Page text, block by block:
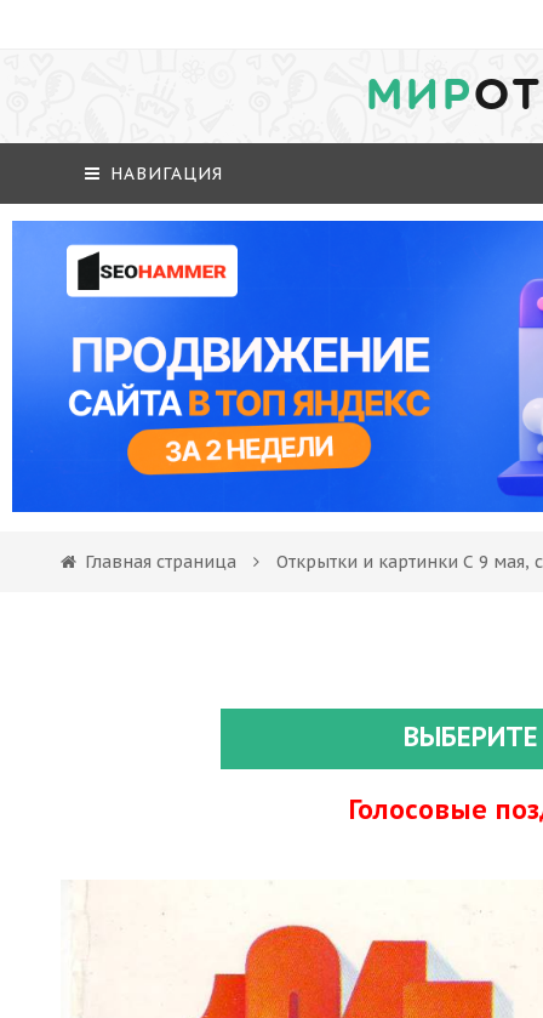
МИР
НАВИГАЦИЯ
Главная страница Открытки и картинки С 9 мая,
Голосовые